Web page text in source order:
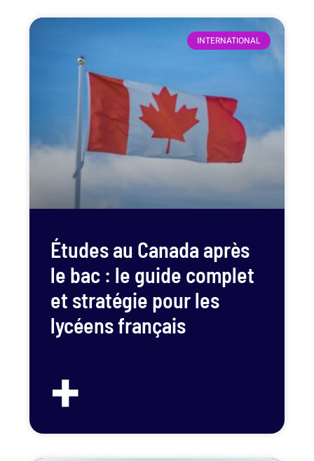
INTERNATIONAL
Études au Canada après
le bac : le guide complet
et stratégie pour les
lycéens français
+